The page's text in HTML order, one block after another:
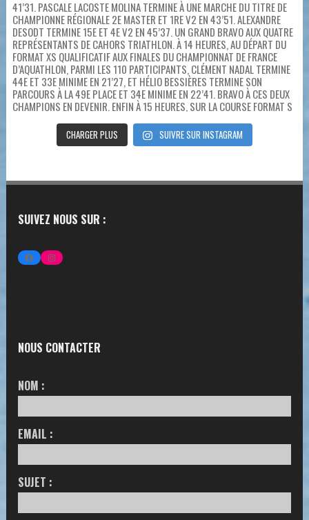
CHARGER PLUS SUIVRE SUR INSTAGRAM
SUIVEZ NOUS SUR :
FACEBOOKINSTAGRAM
SUJET :
MESSAGE :